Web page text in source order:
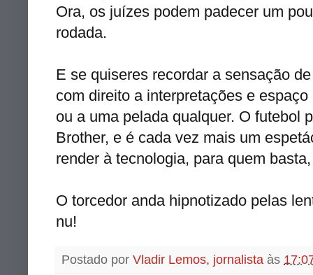
Ora, os juízes podem padecer um
rodada.
E se quiseres recordar a sensação
com direito a interpretações e
ou a uma pelada qualquer. O futebol
Brother, e é cada vez mais um
render à tecnologia, para quem
O torcedor anda hipnotizado pelas
nu!
Postado por Vladir Lemos, jornalista às